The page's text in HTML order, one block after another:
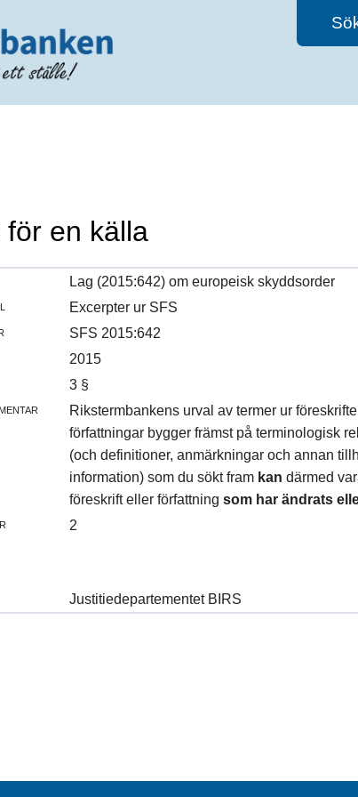
för en källa
Lag (2015:642) om europeisk skyddsorder
Excerpter ur SFS
SFS 2015:642
2015
3 §
Rikstermbankens urval av termer ur
författningar bygger främst på terminologisk
(och definitioner, anmärkningar och annan
information) som du sökt fram kan därmed
föreskrift eller författning som har ändrats
2
Justitiedepartementet BIRS